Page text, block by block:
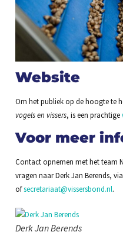
Website
Om het publiek op de hoogte te
vogels en vissers, is een prachtige
Voor meer
Contact opnemen met het team
vragen naar Derk Jan Berends, via
ofsecretariaat@vissersbond.nl.
Derk Jan Berends